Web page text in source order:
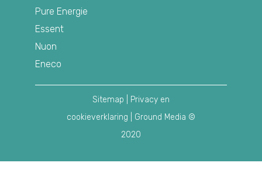
Pure Energie
Essent
Nuon
Eneco
Sitemap
Privacy en
cookieverklaring | Ground Media ©
2020